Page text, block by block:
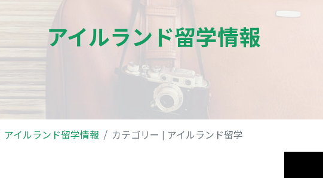
アイルランド留学情報
アイルランド留学情報 カテゴリー | アイルランド留学